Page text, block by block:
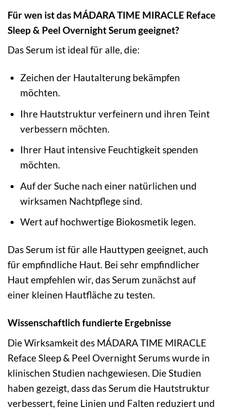
Für wen ist das MÁDARA TIME MIRACLE Reface
Sleep & Peel Overnight Serum geeignet?
Das Serum ist ideal für alle, die:
Zeichen der Hautalterung bekämpfen
möchten.
Ihre Hautstruktur verfeinern und ihren Teint
verbessern möchten.
Ihrer Haut intensive Feuchtigkeit spenden
möchten.
Auf der Suche nach einer natürlichen und
wirksamen Nachtpflege sind.
Wert auf hochwertige Biokosmetik legen.
Das Serum ist für alle Hauttypen geeignet, auch
für empfindliche Haut. Bei sehr empfindlicher
Haut empfehlen wir, das Serum zunächst auf
einer kleinen Hautfläche zu testen.
Wissenschaftlich fundierte Ergebnisse
Die Wirksamkeit des MÁDARA TIME MIRACLE
Reface Sleep & Peel Overnight Serums wurde in
klinischen Studien nachgewiesen. Die Studien
haben gezeigt, dass das Serum die Hautstruktur
verbessert, feine Linien und Falten reduziert und